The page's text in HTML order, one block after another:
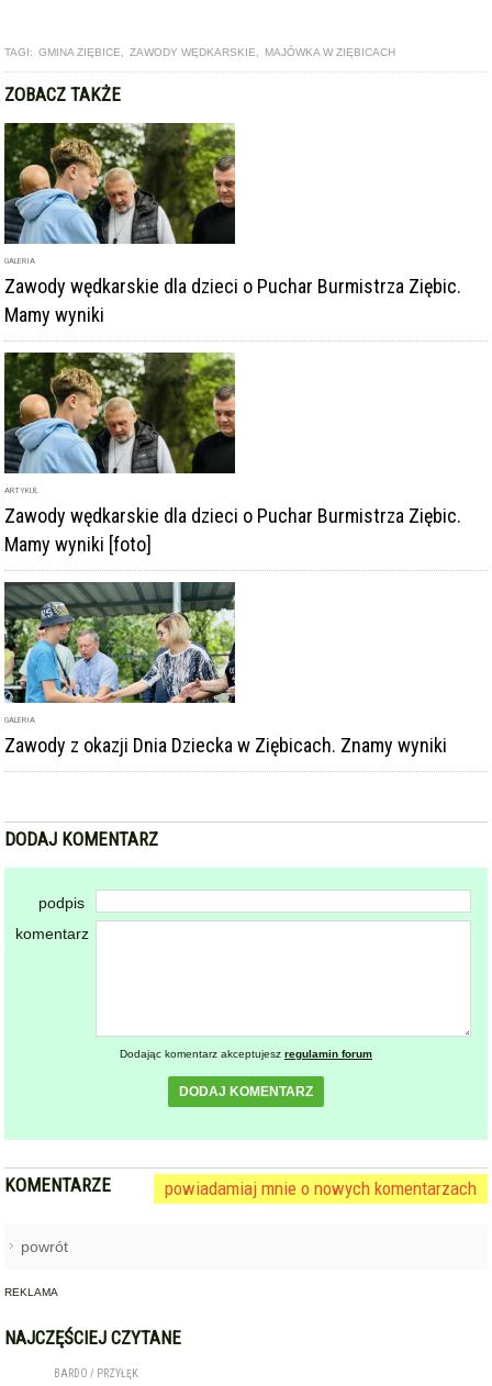
TAGI: GMINA ZIĘBICE, ZAWODY WĘDKARSKIE, MAJÓWKA W ZIĘBICACH
ZOBACZ TAKŻE
GALERIA
Zawody wędkarskie dla dzieci o Puchar Burmistrza Ziębic.
Mamy wyniki
ARTYKUŁ
Zawody wędkarskie dla dzieci o Puchar Burmistrza Ziębic.
Mamy wyniki [foto]
GALERIA
Zawody z okazji Dnia Dziecka w Ziębicach. Znamy wyniki
DODAJ KOMENTARZ
podpis
komentarz
Dodając komentarz akceptujesz regulamin forum
DODAJ KOMENTARZ
KOMENTARZE powiadamiaj mnie o nowych komentarzach
powrót
REKLAMA
NAJCZĘŚCIEJ CZYTANE
BARDO / PRZYŁĘK